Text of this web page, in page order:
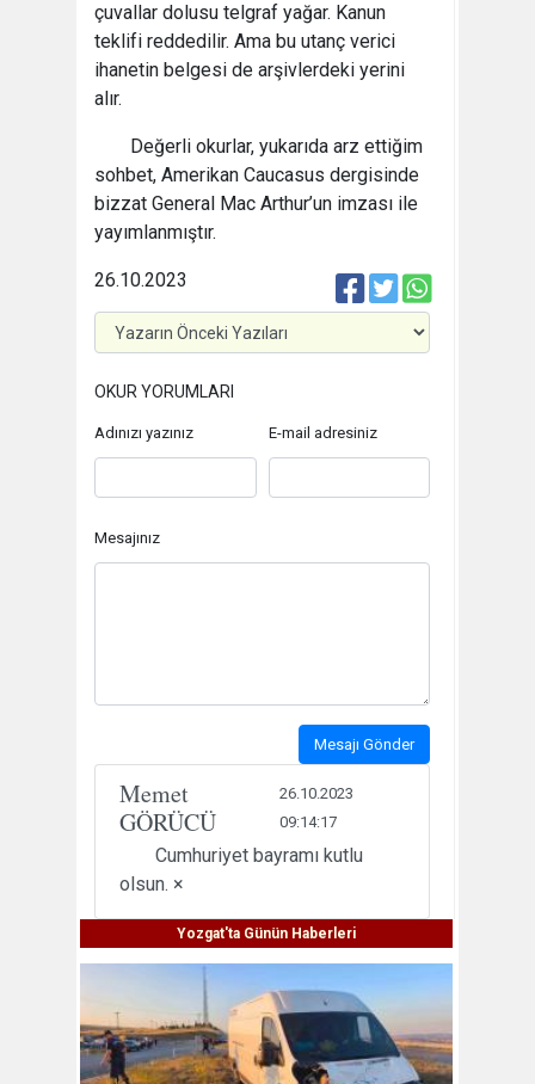
çuvallar dolusu telgraf yağar. Kanun
teklifi reddedilir. Ama bu utanç verici
ihanetin belgesi de arşivlerdeki yerini
alır.
Değerli okurlar, yukarıda arz ettiğim
sohbet, Amerikan Caucasus dergisinde
bizzat General Mac Arthur’un imzası ile
yayımlanmıştır.
26.10.2023
OKUR YORUMLARI
Adınızı yazınız E-mail adresiniz
Mesajınız
Mesajı Gönder
Memet
GÖRÜCÜ
26.10.2023
09:14:17
Cumhuriyet bayramı kutlu
olsun. ×
Yozgat'ta Günün Haberleri